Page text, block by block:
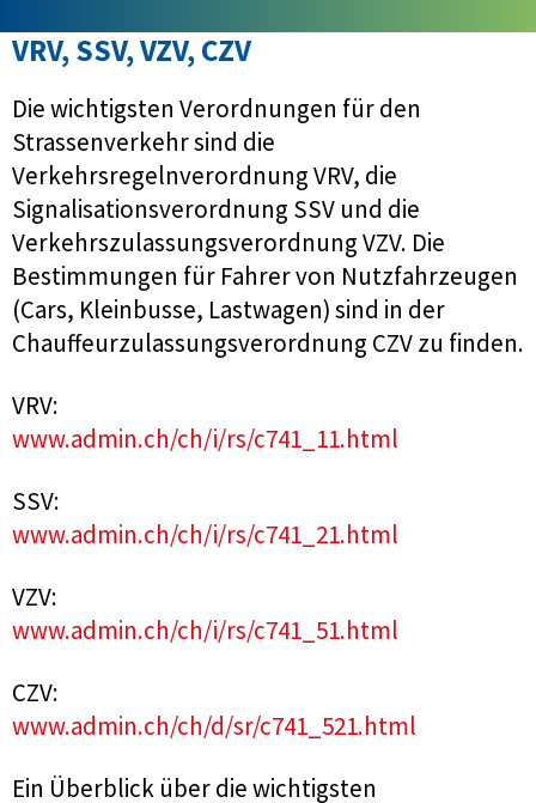
VRV, SSV, VZV, CZV
Die wichtigsten Verordnungen für den
Strassenverkehr sind die
Verkehrsregelnverordnung VRV, die
Signalisationsverordnung SSV und die
Verkehrszulassungsverordnung VZV. Die
Bestimmungen für Fahrer von Nutzfahrzeugen
(Cars, Kleinbusse, Lastwagen) sind in der
Chauffeurzulassungsverordnung CZV zu finden.
VRV:
www.admin.ch/ch/i/rs/c741_11.html
SSV:
www.admin.ch/ch/i/rs/c741_21.html
VZV:
www.admin.ch/ch/i/rs/c741_51.html
CZV:
www.admin.ch/ch/d/sr/c741_521.html
Ein Überblick über die wichtigsten